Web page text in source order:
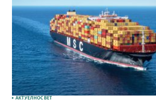
АКТУЕЛНОСВЕТ